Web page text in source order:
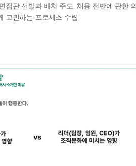
접관 선발과 배치 주도. 채용 전반에 관한
고민하는 프로세스 수립